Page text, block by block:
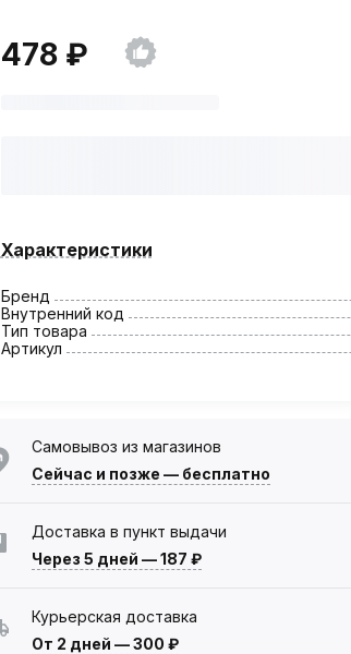
478 ₽
Характеристики
Бренд
Внутренний код
Тип товара
Артикул
Самовывоз из магазинов
Сейчас и позже — бесплатно
Доставка в пункт выдачи
Через 5 дней —187 ₽
Курьерская доставка
От 2 дней —300 ₽